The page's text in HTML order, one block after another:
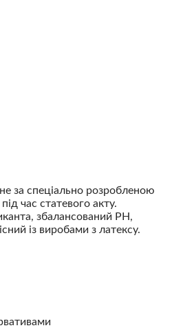
за спеціально розробленою
час статевого акту.
збалансований PH,
із виробами з латексу.